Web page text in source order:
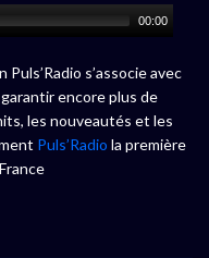
00:00
s’associe avec
encore plus de
les nouveautés et les
Puls’Radio la première